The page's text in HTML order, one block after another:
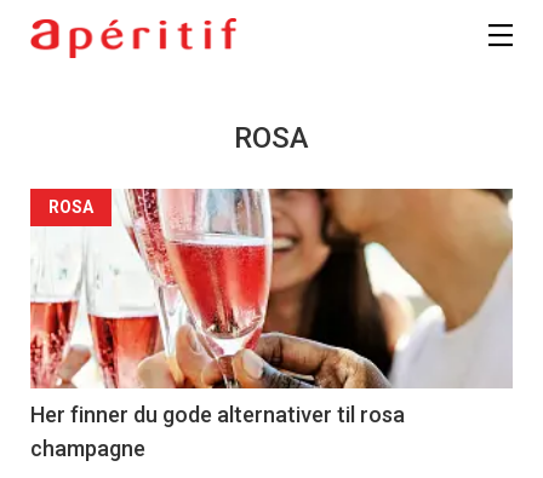
ROSA
ROSA
Her finner du gode alternativer til rosa
champagne